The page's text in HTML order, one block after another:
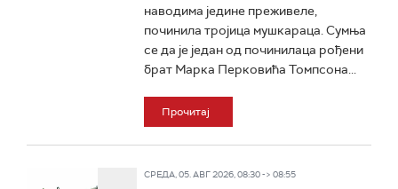
наводима једине преживеле,
починила тројица мушкараца. Сумња
се да је један од починилаца рођени
брат Марка Перковића Томпсона...
Прочитај
СРЕДА, 05. АВГ 2026, 08:30 -> 08:55